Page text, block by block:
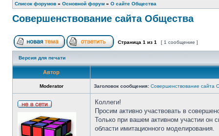
Список форумов » Основной форум » О сайте Общества
Совершенствование сайта Общества
Страница 1 из 1 [ 1 сообщение ]
Версия для печати
Автор
Moderator Заголовок сообщения: Совершенствование сайта
Коллеги!
Просим активно участвовать в
Только при вашем активном участии он
области имитационного моделирования.